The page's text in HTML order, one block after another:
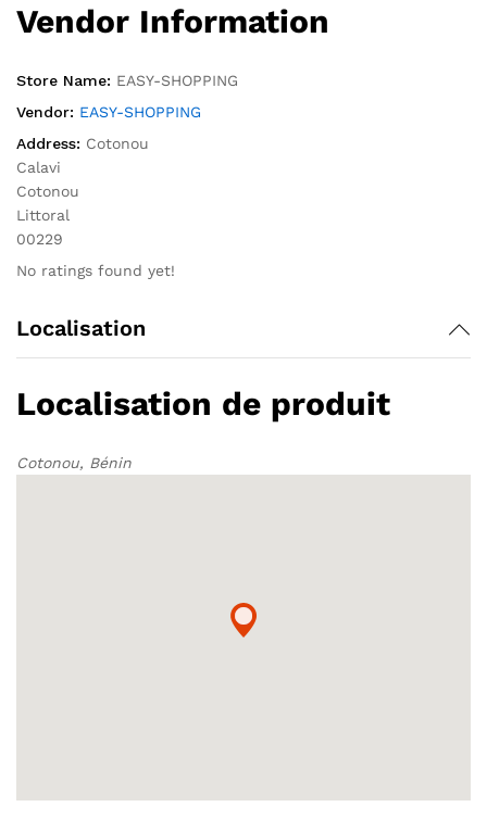
Vendor Information
Store Name: EASY-SHOPPING
Vendor: EASY-SHOPPING
Address: Cotonou
Calavi
Cotonou
Littoral
00229
No ratings found yet!
Localisation
Localisation de produit
Cotonou, Bénin